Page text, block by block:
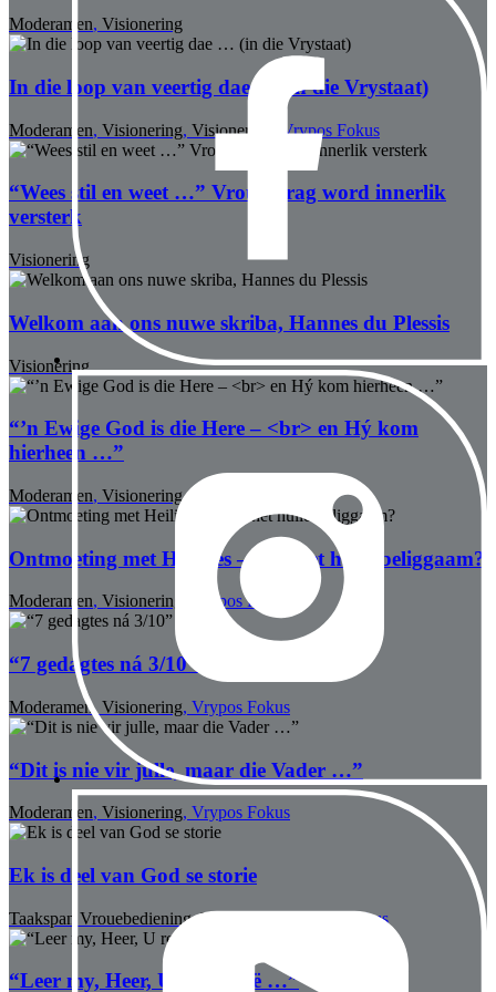
Moderamen, Visionering
In die loop van veertig dae … (in die Vrystaat)
Moderamen, Visionering, Visionering Vrypos Fokus
“Wees stil en weet …” Vroue-krag word innerlik
versterk
Visionering
Welkom aan ons nuwe skriba, Hannes du Plessis
Visionering
“’n Ewige God is die Here – <br> en Hý kom
hierheen …”
Moderamen, Visionering,
Ontmoeting met Heiliges – Wat het hulle beliggaam?
Moderamen, Visionering Vrypos Fokus
“7 gedagtes ná 3/10”
Moderamen, Visionering, Vrypos Fokus
“Dit is nie vir julle, maar die Vader …”
Moderamen, Visionering, Vrypos Fokus
Ek is deel van God se storie
Taakspan Vrouebediening,Visionering Vrypos Fokus
“Leer my, Heer, U regte weë …”